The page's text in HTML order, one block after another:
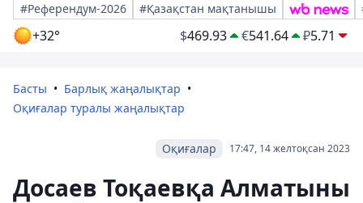
#Референдум-2026
#Қазақстан мақтанышы
+32° $469.93 €541.64 ₽5.71
Басты
Барлық жаңалықтар
Оқиғалар туралы жаңалықтар
17:47, 14 желтоқсан 2023
Оқиғалар
Досаев Тоқаевқа Алматыны